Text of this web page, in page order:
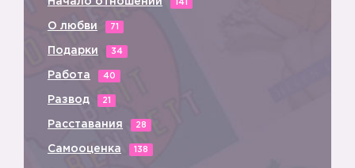
141
О любви 71
Подарки 34
Работа 40
Развод 21
Расставания 28
Самооценка 138